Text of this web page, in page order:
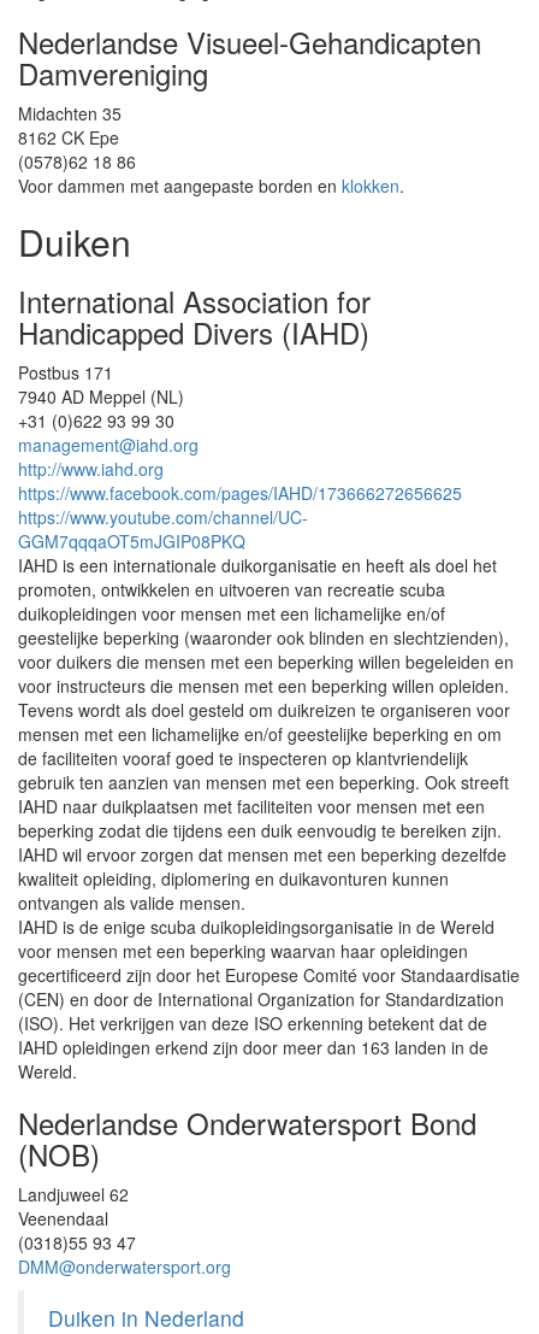
Nederlandse Visueel-Gehandicapten
Damvereniging
Midachten 35
8162 CK Epe
(0578)62 18 86
Voor dammen met aangepaste borden en klokken.
Duiken
International Association for
Handicapped Divers (IAHD)
Postbus 171
7940 AD Meppel (NL)
+31 (0)622 93 99 30
management@iahd.org
http://www.iahd.org
https://www.facebook.com/pages/IAHD/173666272656625
https://www.youtube.com/channel/UC-
GGM7qqqaOT5mJGIP08PKQ
IAHD is een internationale duikorganisatie en heeft als doel het
promoten, ontwikkelen en uitvoeren van recreatie scuba
duikopleidingen voor mensen met een lichamelijke en/of
geestelijke beperking (waaronder ook blinden en slechtzienden),
voor duikers die mensen met een beperking willen begeleiden en
voor instructeurs die mensen met een beperking willen opleiden.
Tevens wordt als doel gesteld om duikreizen te organiseren voor
mensen met een lichamelijke en/of geestelijke beperking en om
de faciliteiten vooraf goed te inspecteren op klantvriendelijk
gebruik ten aanzien van mensen met een beperking. Ook streeft
IAHD naar duikplaatsen met faciliteiten voor mensen met een
beperking zodat die tijdens een duik eenvoudig te bereiken zijn.
IAHD wil ervoor zorgen dat mensen met een beperking dezelfde
kwaliteit opleiding, diplomering en duikavonturen kunnen
ontvangen als valide mensen.
IAHD is de enige scuba duikopleidingsorganisatie in de Wereld
voor mensen met een beperking waarvan haar opleidingen
gecertificeerd zijn door het Europese Comité voor Standaardisatie
(CEN) en door de International Organization for Standardization
(ISO). Het verkrijgen van deze ISO erkenning betekent dat de
IAHD opleidingen erkend zijn door meer dan 163 landen in de
Wereld.
Nederlandse Onderwatersport Bond
(NOB)
Landjuweel 62
Veenendaal
(0318)55 93 47
DMM@onderwatersport.org
Duiken in Nederland